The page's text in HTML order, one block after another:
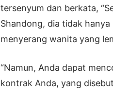
tersenyum dan berkata,
Shandong, dia tidak
menyerang wanita yang
“Namun, Anda dapat
kontrak Anda, yang